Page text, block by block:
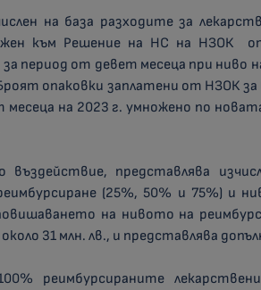
на база разходите за
към Решение на НС на НЗОК
период от девет месеца при ниво
опаковки заплатени от НЗОК
месеца на 2023 г. умножено по
представлява
(25%, 50% и 75%) и
на нивото на
31 млн. лв., и представлява
реимбурсираните